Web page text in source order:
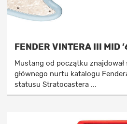
FENDER VINTERA III MID
Mustang od początku znajdował
głównego nurtu katalogu
statusu Stratocastera ...